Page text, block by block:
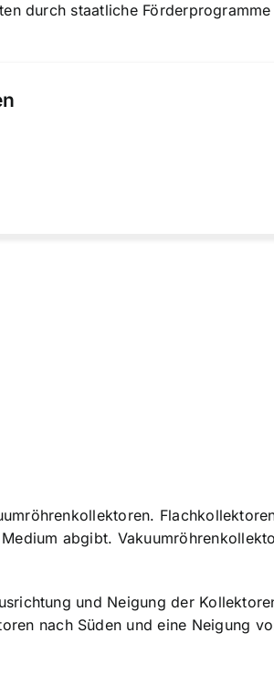
durch staatliche
abgibt.
und Neigung der
nach Süden und eine Neigung